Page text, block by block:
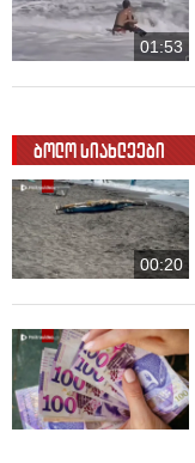
01:53
ბოლო სიახლეები
00:20